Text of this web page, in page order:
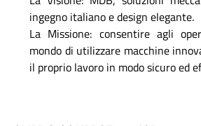
ingegno italiano e design elegante.
La Missione: consentire agli
mondo di utilizzare macchine
il proprio lavoro in modo sicuro ed